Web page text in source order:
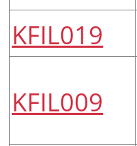
KFIL019
KFIL009